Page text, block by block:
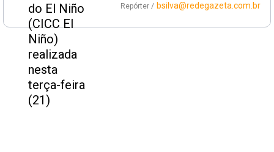
Repórter / bsilva@redegazeta.com.br